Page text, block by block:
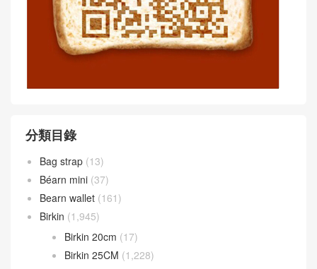
分類目錄
Bag strap (13)
Béarn mini (37)
Bearn wallet (161)
Birkin (1,945)
Birkin 20cm (17)
Birkin 25CM (1,228)